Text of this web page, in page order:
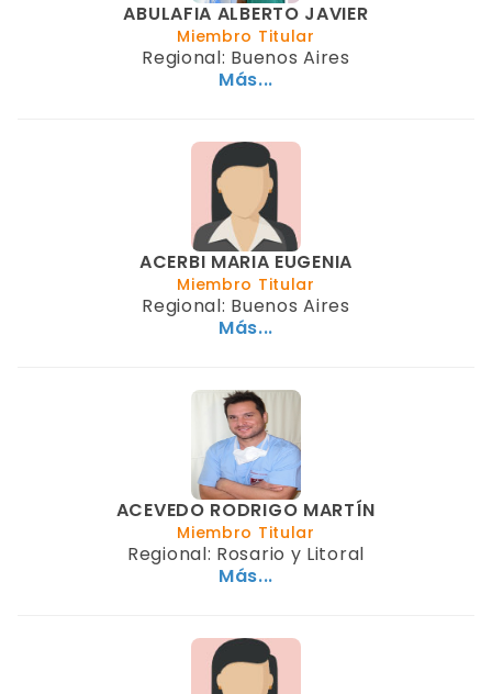
ABULAFIA ALBERTO JAVIER
Miembro Titular
Regional: Buenos Aires
Más...
ACERBI MARIA EUGENIA
Miembro Titular
Regional: Buenos Aires
Más...
ACEVEDO RODRIGO MARTÍN
Miembro Titular
Regional: Rosario y Litoral
Más...